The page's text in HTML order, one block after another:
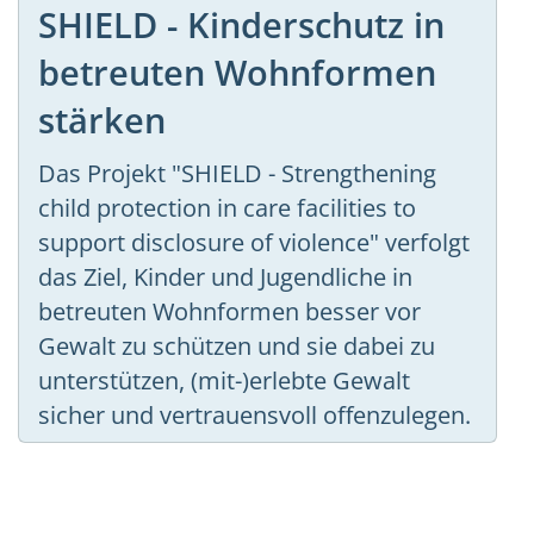
SHIELD - Kinderschutz in
betreuten Wohnformen
stärken
Das Projekt "SHIELD - Strengthening
child protection in care facilities to
support disclosure of violence" verfolgt
das Ziel, Kinder und Jugendliche in
betreuten Wohnformen besser vor
Gewalt zu schützen und sie dabei zu
unterstützen, (mit-)erlebte Gewalt
sicher und vertrauensvoll offenzulegen.